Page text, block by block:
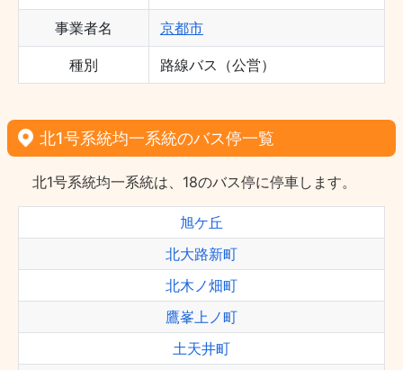
事業者名 京都市
種別 路線バス（公営）
北1号系統均一系統のバス停一覧
北1号系統均一系統は、18のバス停に停車します。
旭ケ丘
北大路新町
北木ノ畑町
鷹峯上ノ町
土天井町